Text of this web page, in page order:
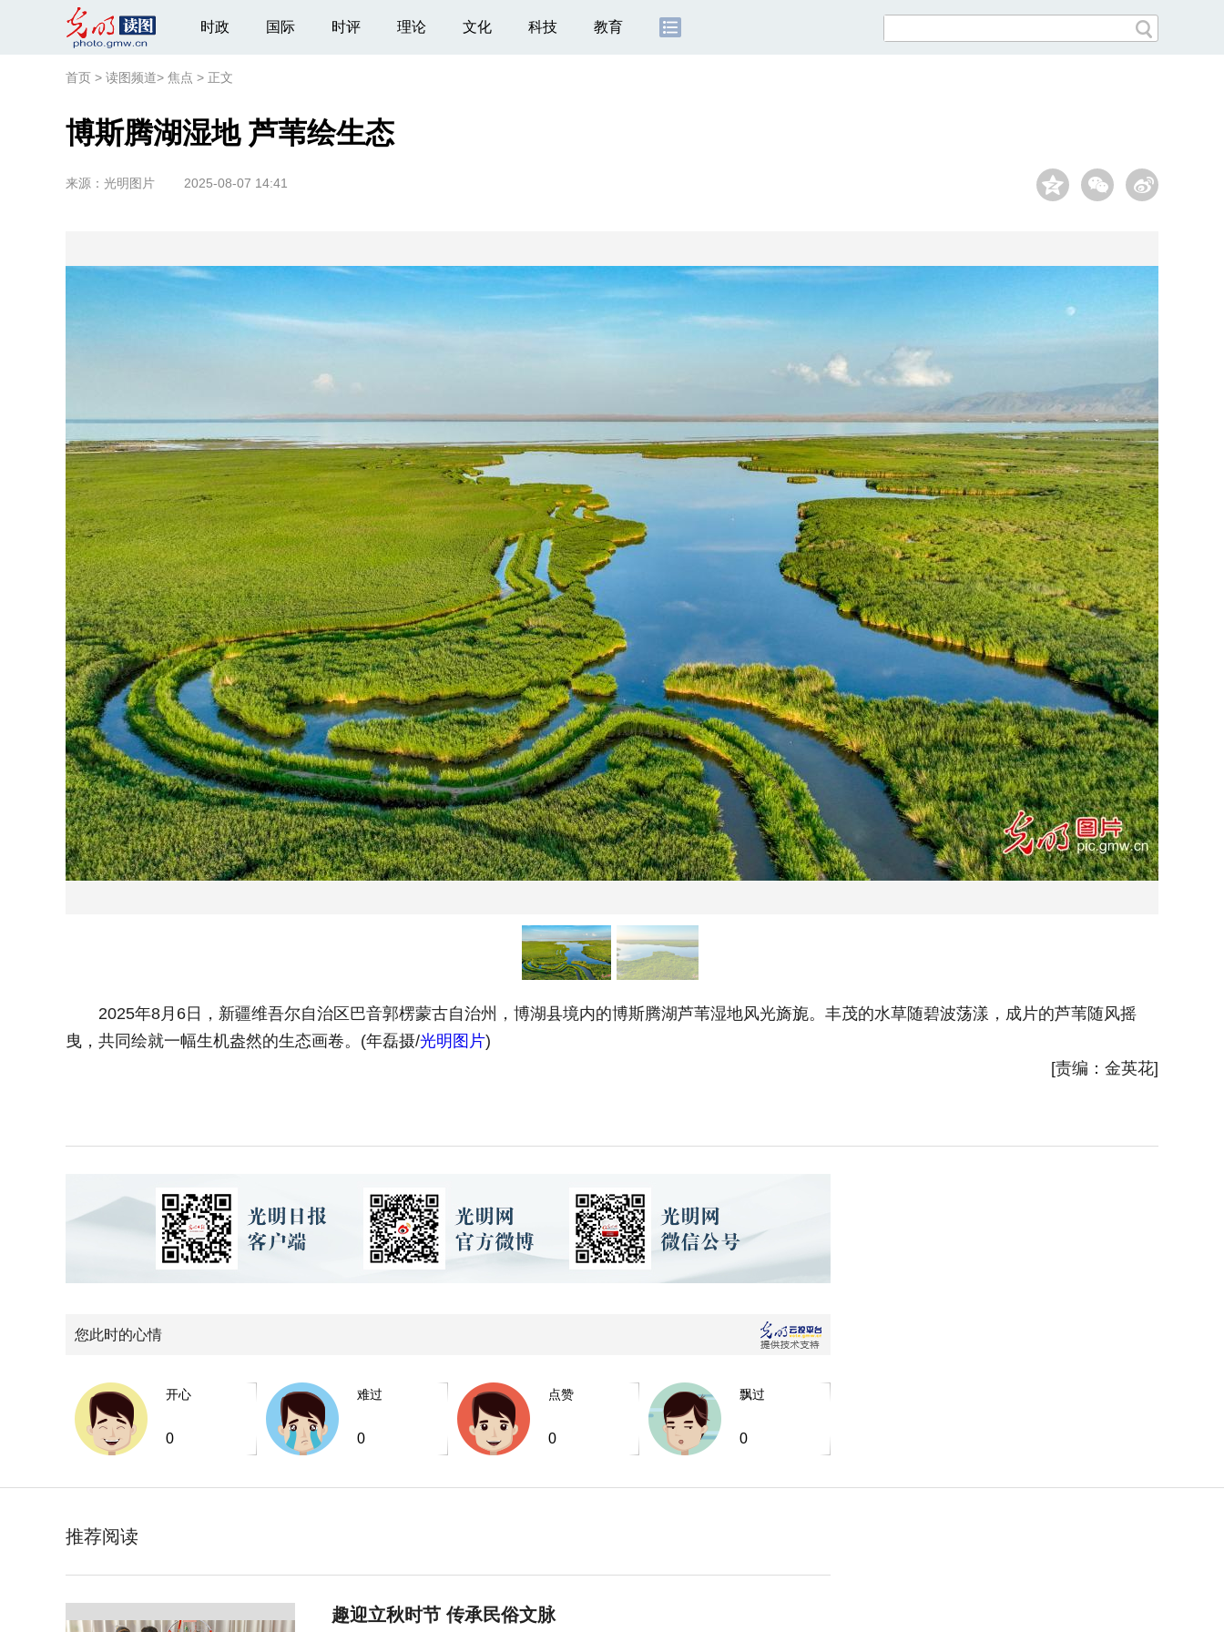
时政 国际 时评 理论 文化 科技 教育
首页 > 读图频道> 焦点 > 正文
博斯腾湖湿地 芦苇绘生态
来源： 光明图片 2025-08-07 14:41
2025年8月6日，新疆维吾尔自治区巴音郭楞蒙古自治州，博湖县境内的博斯腾湖芦苇湿地风光旖旎。丰茂的水草随碧波荡漾，成片的芦苇随风摇
曳，共同绘就一幅生机盎然的生态画卷。(年磊摄/光明图片)
[责编：金英花]
您此时的心情
开心
0
难过
0
点赞
0
飘过
0
推荐阅读
趣迎立秋时节 传承民俗文脉